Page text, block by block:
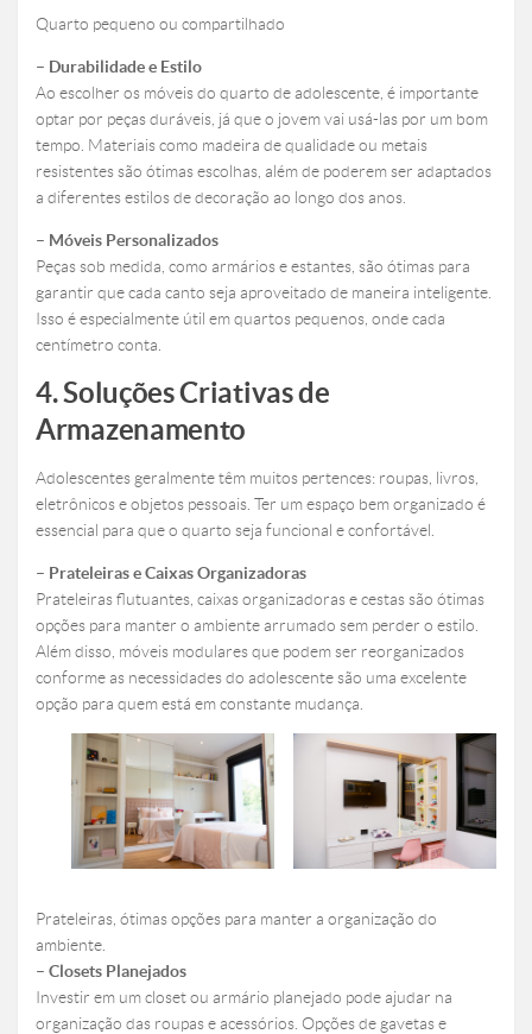
Quarto pequeno ou compartilhado
– Durabilidade e Estilo
Ao escolher os móveis do quarto de adolescente, é importante
optar por peças duráveis, já que o jovem vai usá-las por um bom
tempo. Materiais como madeira de qualidade ou metais
resistentes são ótimas escolhas, além de poderem ser adaptados
a diferentes estilos de decoração ao longo dos anos.
– Móveis Personalizados
Peças sob medida, como armários e estantes, são ótimas para
garantir que cada canto seja aproveitado de maneira inteligente.
Isso é especialmente útil em quartos pequenos, onde cada
centímetro conta.
4. Soluções Criativas de
Armazenamento
Adolescentes geralmente têm muitos pertences: roupas, livros,
eletrônicos e objetos pessoais. Ter um espaço bem organizado é
essencial para que o quarto seja funcional e confortável.
– Prateleiras e Caixas Organizadoras
Prateleiras flutuantes, caixas organizadoras e cestas são ótimas
opções para manter o ambiente arrumado sem perder o estilo.
Além disso, móveis modulares que podem ser reorganizados
conforme as necessidades do adolescente são uma excelente
opção para quem está em constante mudança.
Prateleiras, ótimas opções para manter a organização do
ambiente.
– Closets Planejados
Investir em um closet ou armário planejado pode ajudar na
organização das roupas e acessórios. Opções de gavetas e